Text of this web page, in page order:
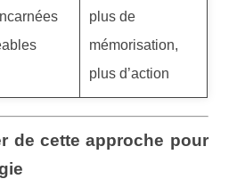
plus de
mémorisation,
plus d’action
de cette approche pour